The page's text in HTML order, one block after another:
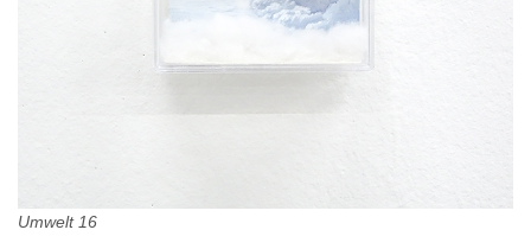
Umwelt 16